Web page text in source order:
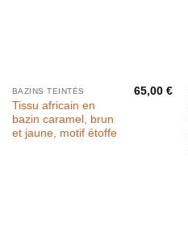
BAZINS TEINTÉS
Tissu africain en
bazin caramel, brun
et jaune, motif étoffe
65,00€